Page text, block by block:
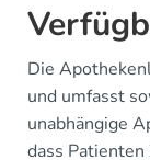
Die
und umfasst
unabhängige
dass